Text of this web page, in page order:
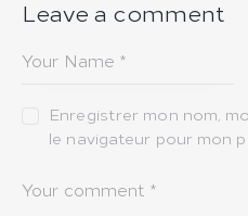
Leave a comment
Enregistrer mon nom,
le navigateur pour mon